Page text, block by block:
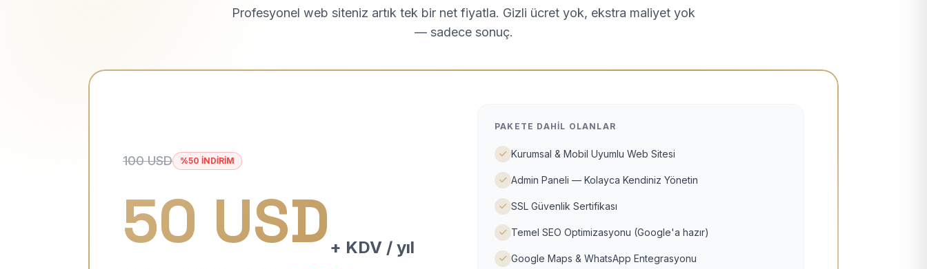
Profesyonel web siteniz artık tek bir net fiyatla. Gizli ücret yok, ekstra maliyet yok
— sadece sonuç.
100 USD %50 İNDİRİM
50 USD + KDV / yıl
PAKETE DAHIL OLANLAR
Kurumsal & Mobil Uyumlu Web Sitesi
Admin Paneli — Kolayca Kendiniz Yönetin
SSL Güvenlik Sertifikası
Temel SEO Optimizasyonu (Google'a hazır)
Google Maps & WhatsApp Entegrasyonu